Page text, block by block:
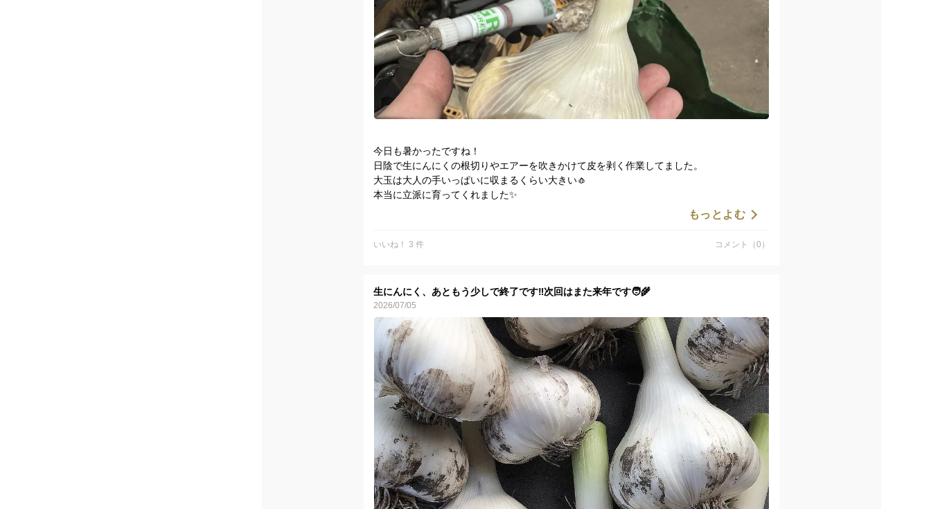
今日も暑かったですね！
日陰で生にんにくの根切りやエアーを吹きかけて皮を剥く作業してました。
大玉は大人の手いっぱいに収まるくらい大きい🧄
本当に立派に育ってくれました✨
ただいま、ミネラルたっぷりで甘くておいしい自慢の白玉王を、収穫直後の「生」の状態
1年の中で今の時期しか出荷できない、農家直送だからこそお届けできる特別な味わいで
※水分を多く含んでいますので、到着後は新聞紙などに絡んでからビニールに入れて冷蔵
庫（野菜室）で保管し、お早めにお楽しみください。
実は、風通しの良いところに置いておくと自然乾燥して長く楽しめます。
📱LINE注文もスタートしました！
青森にんにくファーム（@577lpfzs）
LINEお友だち登録もぜひよろしくお願いします👩‍🌾
もっとよむ
いいね！ 3 件 コメント（0）
生にんにく、あともう少しで終了です‼️次回はまた来年です🧑‍🌾
2026/07/05